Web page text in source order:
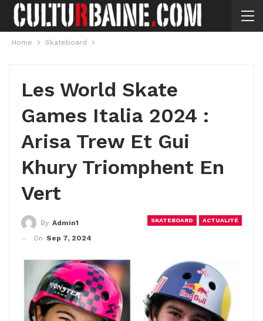
Home Skateboard
Les World Skate
Games Italia 2024 :
Arisa Trew Et Gui
Khury Triomphent En
Vert
SKATEBOARD ACTUALITÉ
By Admin1
On Sep 7, 2024